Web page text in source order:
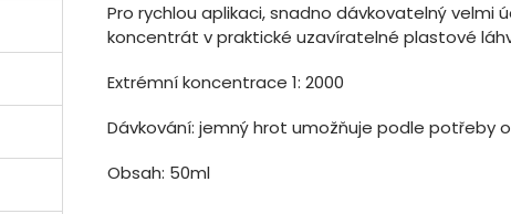
Pro rychlou aplikaci, snadno dávkovatelný velmi
koncentrát v praktické uzavíratelné plastové
Extrémní koncentrace 1: 2000
Dávkování: jemný hrot umožňuje podle potřeby
Obsah: 50ml